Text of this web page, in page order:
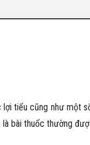
tiểu cũng như một
bài thuốc thường